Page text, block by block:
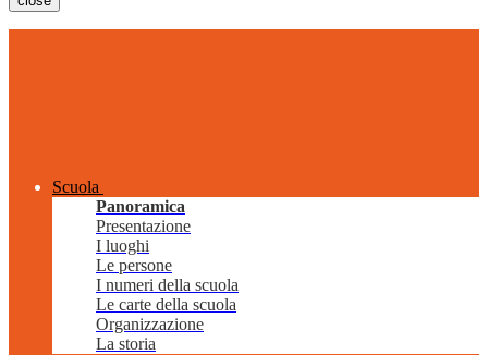
Scuola
Panoramica
Presentazione
I luoghi
Le persone
I numeri della scuola
Le carte della scuola
Organizzazione
La storia